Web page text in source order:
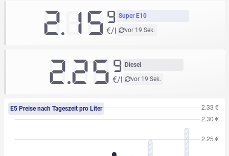
Super E10
vor 19 Sek.
2.159
€/l
Diesel
vor 19 Sek.
2.25 9
€/l
E5 Preise nach Tageszeit pro Liter